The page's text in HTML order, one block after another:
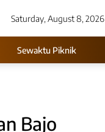
Saturday, August 8, 2026
Sewaktu Piknik
Bajo